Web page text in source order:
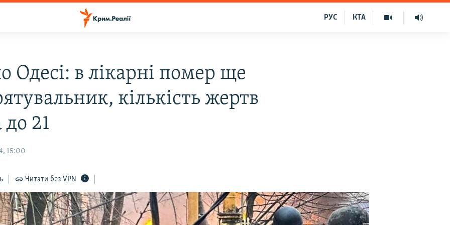
КТА
РУС
Одесі: в лікарні помер ще
кількість жертв
до 21
15:00
Читати без VPN